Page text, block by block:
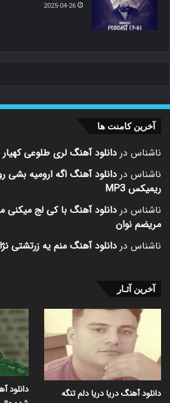
2025-04-26
آخرین کامنت ها
ناشناس در دانلود آهنگ لری طلوعی
ناشناس در دانلود آهنگ اگه ارومیه
ریمیکس MP3
ناشناس در دانلود آهنگ با کی لج میکنی
مریضم نوان
ناشناس در دانلود آهنگ منم یه زرتشتی
آخرین آثـار
دانلود آهنگ دریا دریا دلم تنگه
دانلود